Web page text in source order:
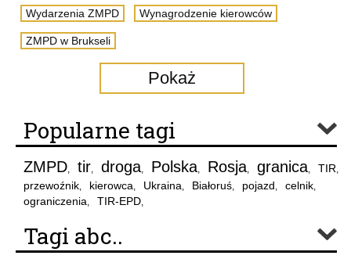
Wydarzenia ZMPD Wynagrodzenie kierowców
ZMPD w Brukseli
Pokaż
Popularne tagi
ZMPD, tir, droga, Polska, Rosja, granica, TIR,
przewoźnik, kierowca, Ukraina, Białoruś, pojazd, celnik,
ograniczenia, TIR-EPD,
Tagi abc..